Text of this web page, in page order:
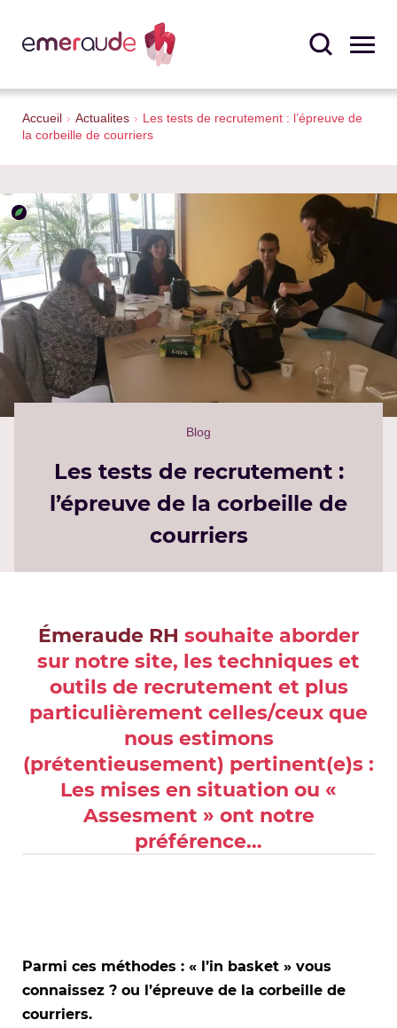
Accueil › Actualites › Les tests de recrutement : l’épreuve de
la corbeille de courriers
Blog
Les tests de recrutement :
l’épreuve de la corbeille de
courriers
Émeraude RH souhaite aborder
sur notre site, les techniques et
outils de recrutement et plus
particulièrement celles/ceux que
nous estimons
(prétentieusement) pertinent(e)s :
Les mises en situation ou «
Assesment » ont notre
préférence…
Parmi ces méthodes : « l’in basket » vous
connaissez ? ou l’épreuve de la corbeille de
courriers.